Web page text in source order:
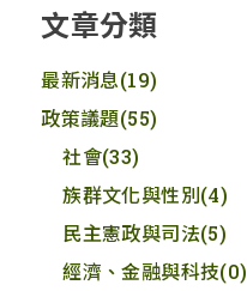
文章分類
最新消息(19)
政策議題(55)
社會(33)
族群文化與性別(4)
民主憲政與司法(5)
經濟、金融與科技(0)